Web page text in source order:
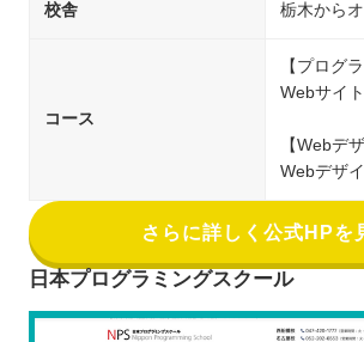
校舎 栃木から
コース
【プログ
Webサイ
【Webデ
Webデザ
さらに詳しく公式HPを
日本プログラミングスクール